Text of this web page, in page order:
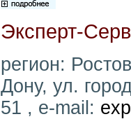
Эксперт-
регион:
Дону, ул.
51 , e-mail: